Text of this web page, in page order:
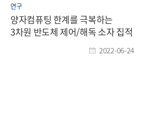
연구
양자컴퓨팅 한계를 극복하는
3차원 반도체 제어/해독 소자 집적
2022-06-24